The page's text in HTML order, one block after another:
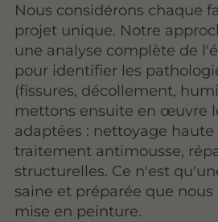
Nous considérons chaque
projet unique. Notre
une analyse complète de
pour identifier les
(fissures, décollement,
mettons ensuite en œuvre
adaptées : nettoyage haute
traitement antimousse,
structurelles. Ce n'est
saine et préparée que nous
mise en peinture.